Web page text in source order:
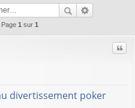
Page 1 sur 1
divertissement poker
Citer